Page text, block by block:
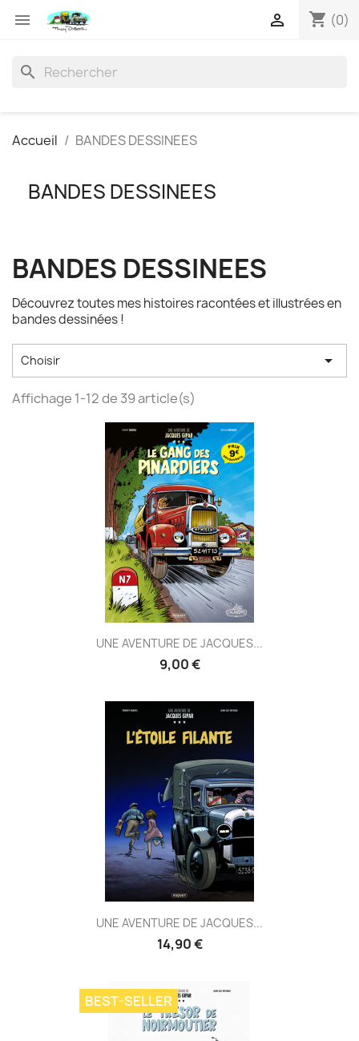
 shopping_cart (0)

search
Accueil BANDES DESSINEES
BANDES DESSINEES
BANDES DESSINEES
Découvrez toutes mes histoires racontées et illustrées en
bandes dessinées !
Choisir 
Affichage 1-12 de 39 article(s)
UNE AVENTURE DE JACQUES...
9,00 €
UNE AVENTURE DE JACQUES...
14,90 €
BEST-SELLER